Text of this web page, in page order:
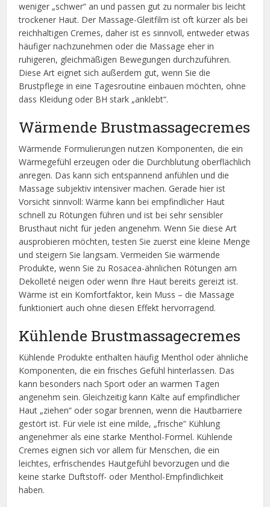
weniger „schwer“ an und passen gut zu normaler bis leicht
trockener Haut. Der Massage-Gleitfilm ist oft kürzer als bei
reichhaltigen Cremes, daher ist es sinnvoll, entweder etwas
häufiger nachzunehmen oder die Massage eher in
ruhigeren, gleichmäßigen Bewegungen durchzuführen.
Diese Art eignet sich außerdem gut, wenn Sie die
Brustpflege in eine Tagesroutine einbauen möchten, ohne
dass Kleidung oder BH stark „anklebt“.
Wärmende Brustmassagecremes
Wärmende Formulierungen nutzen Komponenten, die ein
Wärmegefühl erzeugen oder die Durchblutung oberflächlich
anregen. Das kann sich entspannend anfühlen und die
Massage subjektiv intensiver machen. Gerade hier ist
Vorsicht sinnvoll: Wärme kann bei empfindlicher Haut
schnell zu Rötungen führen und ist bei sehr sensibler
Brusthaut nicht für jeden angenehm. Wenn Sie diese Art
ausprobieren möchten, testen Sie zuerst eine kleine Menge
und steigern Sie langsam. Vermeiden Sie wärmende
Produkte, wenn Sie zu Rosacea-ähnlichen Rötungen am
Dekolleté neigen oder wenn Ihre Haut bereits gereizt ist.
Wärme ist ein Komfortfaktor, kein Muss – die Massage
funktioniert auch ohne diesen Effekt hervorragend.
Kühlende Brustmassagecremes
Kühlende Produkte enthalten häufig Menthol oder ähnliche
Komponenten, die ein frisches Gefühl hinterlassen. Das
kann besonders nach Sport oder an warmen Tagen
angenehm sein. Gleichzeitig kann Kälte auf empfindlicher
Haut „ziehen“ oder sogar brennen, wenn die Hautbarriere
gestört ist. Für viele ist eine milde, „frische“ Kühlung
angenehmer als eine starke Menthol-Formel. Kühlende
Cremes eignen sich vor allem für Menschen, die ein
leichtes, erfrischendes Hautgefühl bevorzugen und die
keine starke Duftstoff- oder Menthol-Empfindlichkeit
haben.